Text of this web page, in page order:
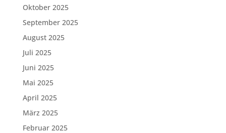
Oktober 2025
September 2025
August 2025
Juli 2025
Juni 2025
Mai 2025
April 2025
März 2025
Februar 2025